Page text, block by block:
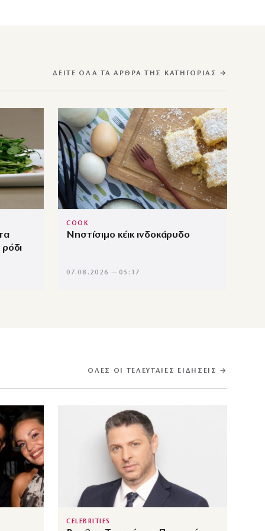
ΔΕΊΤΕ ΌΛΑ ΤΑ ΆΡΘΡΑ ΤΗΣ ΚΑΤΗΓΟΡΊΑΣ →
COOK
Νηστίσιμο κέικ ινδοκάρυδο
07.08.2026 — 05:17
ΌΛΕΣ ΟΙ ΤΕΛΕΥΤΑΊΕΣ ΕΙΔΉΣΕΙΣ →
CELEBRITIES